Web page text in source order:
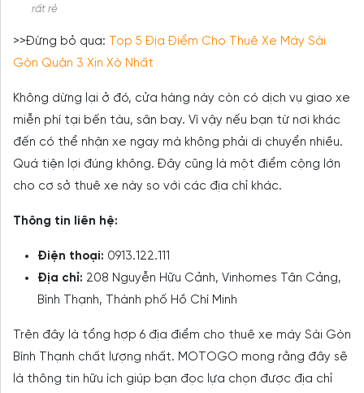
rất rẻ
>>Đừng bỏ qua: Top 5 Địa Điểm Cho Thuê Xe Máy Sài
Gòn Quận 3 Xịn Xò Nhất
Không dừng lại ở đó, cửa hàng này còn có dịch vụ giao xe
miễn phí tại bến tàu, sân bay. Vì vậy nếu bạn từ nơi khác
đến có thể nhận xe ngay mà không phải di chuyển nhiều.
Quá tiện lợi đúng không. Đây cũng là một điểm cộng lớn
cho cơ sở thuê xe này so với các địa chỉ khác.
Thông tin liên hệ:
Điện thoại: 0913.122.111
Địa chỉ: 208 Nguyễn Hữu Cảnh, Vinhomes Tân Cảng,
Bình Thạnh, Thành phố Hồ Chí Minh
Trên đây là tổng hợp 6 địa điểm cho thuê xe máy Sài Gòn
Bình Thạnh chất lượng nhất. MOTOGO mong rằng đây sẽ
là thông tin hữu ích giúp bạn đọc lựa chọn được địa chỉ